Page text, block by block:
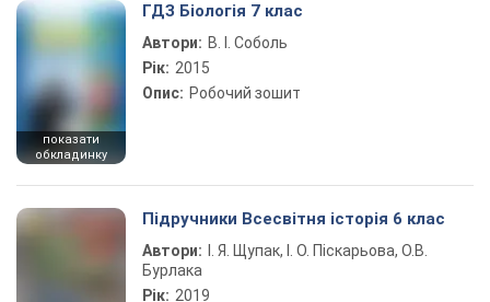
показати
обкладинку
ГДЗ Біологія 7 клас
Автори: В. І. Соболь
Рік: 2015
Опис: Робочий зошит
Підручники Всесвітня історія 6 клас
Автори:
І. Я. Щупак, І. О. Піскарьова, О.В.
Бурлака
Рік: 2019